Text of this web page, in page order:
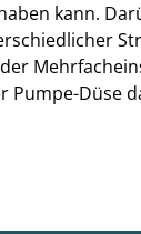
kann.
Pumpe-Düse